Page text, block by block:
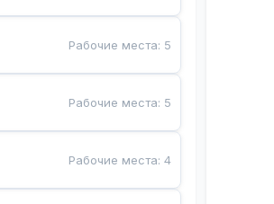
Рабочие места: 5
Рабочие места: 5
Рабочие места:4